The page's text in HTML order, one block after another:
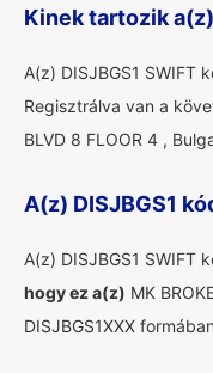
Kinek tartozik
A(z) DISJBGS1 SWIFT
Regisztrálva van a
BLVD 8 FLOOR 4 ,
A(z) DISJBGS1
A(z) DISJBGS1 SWIFT
hogy ez a(z) MK
DISJBGS1XXX